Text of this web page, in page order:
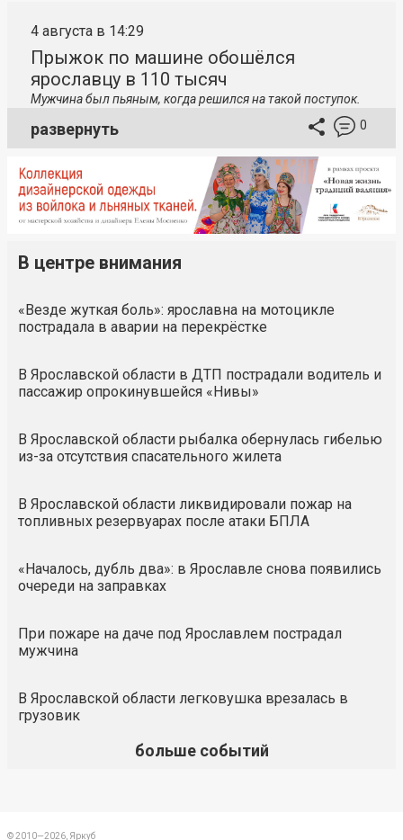
4 августа в 14:29
Прыжок по машине обошёлся
ярославцу в 110 тысяч
Мужчина был пьяным, когда решился на такой поступок.
развернуть 0
В центре внимания
«Везде жуткая боль»: ярославна на мотоцикле
пострадала в аварии на перекрёстке
В Ярославской области в ДТП пострадали водитель и
пассажир опрокинувшейся «Нивы»
В Ярославской области рыбалка обернулась гибелью
из-за отсутствия спасательного жилета
В Ярославской области ликвидировали пожар на
топливных резервуарах после атаки БПЛА
«Началось, дубль два»: в Ярославле снова появились
очереди на заправках
При пожаре на даче под Ярославлем пострадал
мужчина
В Ярославской области легковушка врезалась в
грузовик
больше событий
© 2010—2026, Яркуб